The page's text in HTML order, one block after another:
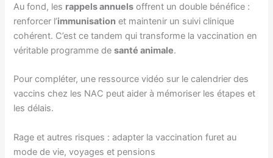
Au fond, les rappels annuels offrent un double bénéfice :
renforcer l’immunisation et maintenir un suivi clinique
cohérent. C’est ce tandem qui transforme la vaccination en
véritable programme desanté animale.
Pour compléter, une ressource vidéo sur le calendrier des
vaccins chez les NAC peut aider à mémoriser les étapes et
les délais.
Rage et autres risques : adapter la vaccination furet au
mode de vie, voyages et pensions